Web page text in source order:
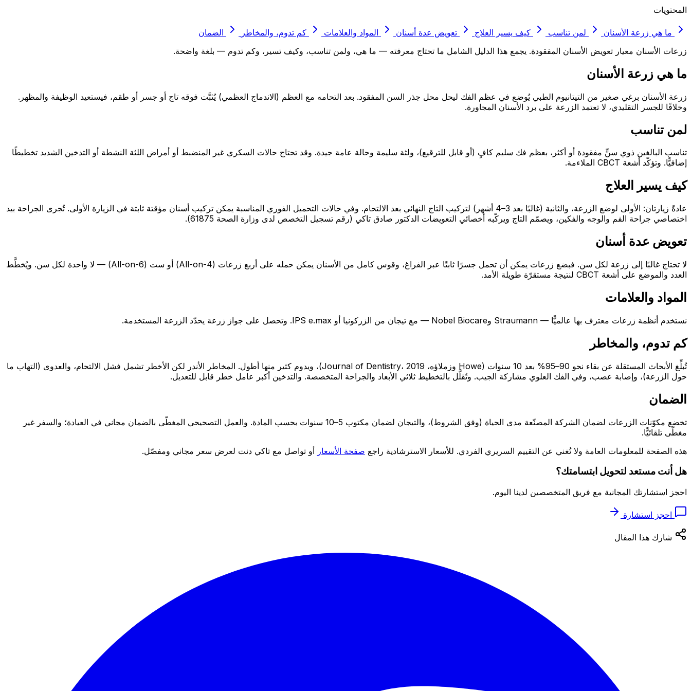
المحتويات
ما هي زرعة الأسنان لمن تناسب كيف يسير العلاج تعويض عدة أسنان المواد والعلامات كم تدوم، والمخاطر
الضمان
زرعات الأسنان معيار تعويض الأسنان المفقودة. يجمع هذا الدليل الشامل ما تحتاج معرفته — ما هي، ولمن تناسب، وكيف تسير، وكم تدوم — بلغة واضحة.
ما هي زرعة الأسنان
زرعة الأسنان برغي صغير من التيتانيوم الطبي يُوضع في عظم الفك ليحل محل جذر السن المفقود. بعد التحامه مع العظم (الاندماج العظمي) يُثبَّت فوقه تاج أو جسر أو طقم، فيستعيد الوظيفة والمظهر.
وخلافًا للجسر التقليدي، لا تعتمد الزرعة على برد الأسنان المجاورة.
لمن تناسب
تناسب البالغين ذوي سنٍّ مفقودة أو أكثر، بعظم فك سليم كافٍ (أو قابل للترقيع)، ولثة سليمة وحالة عامة جيدة. وقد تحتاج حالات السكري غير المنضبط أو أمراض اللثة النشطة أو التدخين الشديد تخطيطًا
إضافيًّا. وتؤكّد أشعة CBCT الملاءمة.
كيف يسير العلاج
عادةً زيارتان: الأولى لوضع الزرعة، والثانية (غالبًا بعد 3–4 أشهر) لتركيب التاج النهائي بعد الالتحام. وفي حالات التحميل الفوري المناسبة يمكن تركيب أسنان مؤقتة ثابتة في الزيارة الأولى. تُجرى الجراحة بيد
اختصاصي جراحة الفم والوجه والفكين، ويصمّم التاج ويركّبه أخصائي التعويضات الدكتور صادق تاكي (رقم تسجيل التخصص لدى وزارة الصحة 61875).
تعويض عدة أسنان
لا تحتاج غالبًا إلى زرعة لكل سن. فبضع زرعات يمكن أن تحمل جسرًا ثابتًا عبر الفراغ، وقوس كامل من الأسنان يمكن حمله على أربع زرعات (All-on-4) أو ست (All-on-6) — لا واحدة لكل سن. ويُخطَّط
العدد والموضع على أشعة CBCT لنتيجة مستقرّة طويلة الأمد.
المواد والعلامات
نستخدم أنظمة زرعات معترف بها عالميًّا — Straumann وNobel Biocare — مع تيجان من الزركونيا أو IPS e.max. وتحصل على جواز زرعة يحدّد الزرعة المستخدمة.
كم تدوم، والمخاطر
تُبلِّغ الأبحاث المستقلة عن بقاء نحو 90–95% بعد 10 سنوات (Howe وزملاؤه، Journal of Dentistry، 2019)، ويدوم كثير منها أطول. المخاطر الأندر لكن الأخطر تشمل فشل الالتحام، والعدوى (التهاب ما
حول الزرعة)، وإصابة عصب، وفي الفك العلوي مشاركة الجيب. وتُقلَّل بالتخطيط ثلاثي الأبعاد والجراحة المتخصصة. والتدخين أكبر عامل خطر قابل للتعديل.
الضمان
تخضع مكوّنات الزرعات لضمان الشركة المصنّعة مدى الحياة (وفق الشروط)، والتيجان لضمان مكتوب 5–10 سنوات بحسب المادة. والعمل التصحيحي المغطّى بالضمان مجاني في العيادة؛ والسفر غير
مغطّى تلقائيًّا.
هذه الصفحة للمعلومات العامة ولا تُغني عن التقييم السريري الفردي. للأسعار الاسترشادية راجع صفحة الأسعار أو تواصل مع تاكي دنت لعرض سعر مجاني ومفصّل.
هل أنت مستعد لتحويل ابتسامتك؟
احجز استشارتك المجانية مع فريق المتخصصين لدينا اليوم.
احجز استشارة
شارك هذا المقال